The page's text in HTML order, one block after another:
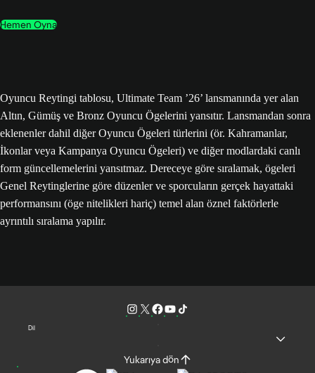
Hemen Oyna
Oyuncu Reytingi tablosu, Ultimate Team ’26’ lansmanında yer alan
Altın, Gümüş ve Bronz Oyuncu Ögelerini yansıtır. Lansmandan sonra
eklenenler dahil diğer Oyuncu Ögeleri türlerini (ör. Kahramanlar,
İkonlar veya Kampanya Oyuncu Ögeleri) ve diğer modlardaki canlı
form güncellemelerini yansıtmaz. Dereceye göre sıralamak, ögeleri
Genel Reytinglerine göre düzenler ve sporcuların gerçek hayattaki
performansını (öge nitelikleri hariç) temel alan öznel faktörlerle
ayrıntılı sıralama yapılır.
Dil
Yukarıya dön